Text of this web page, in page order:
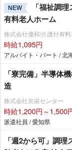
NEW
「福祉調
有料老人ホーム
株式会社優和/介護付有
時給1,095円
アルバイト・パート / 北
「寮完備」半導体
造
株式会社京栄センター
時給1,200円～1,500
派遣社員 / 愛知県
「週2から可」調